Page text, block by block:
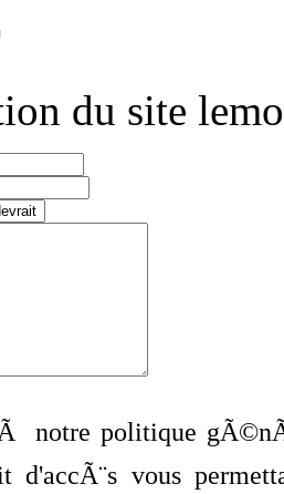
du site
notre politique
d'accÃ¨s vous